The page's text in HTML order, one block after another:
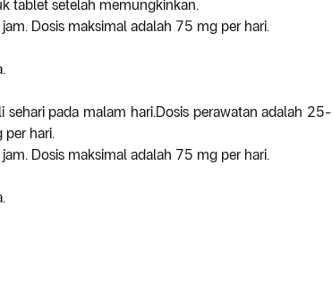
tablet setelah memungkinkan.
Dosis maksimal adalah 75 mg per hari.
pada malam hari.Dosis perawatan adalah 25-
per hari.
Dosis maksimal adalah 75 mg per hari.